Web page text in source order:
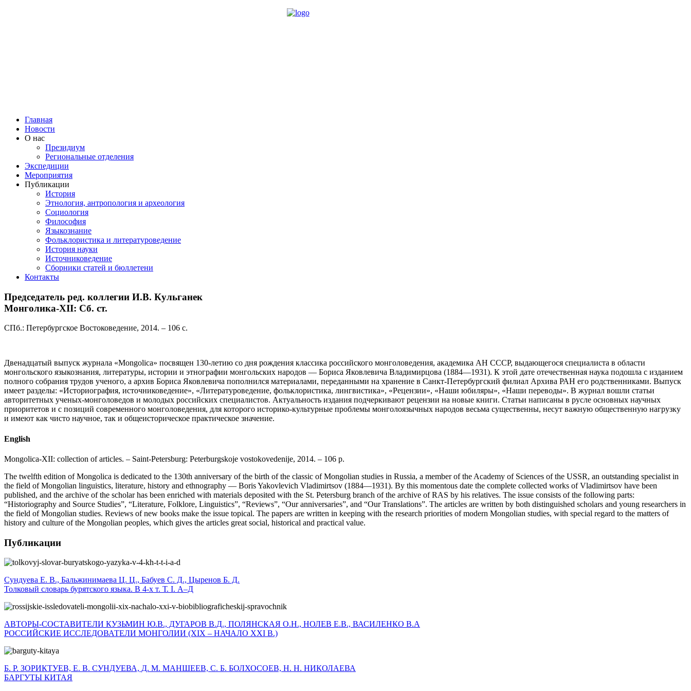
Главная
Новости
О нас
Президиум
Региональные отделения
Экспедиции
Мероприятия
Публикации
История
Этнология, антропология и археология
Социология
Философия
Языкознание
Фольклористика и литературоведение
История науки
Источниковедение
Cборники статей и бюллетени
Контакты
Председатель ред. коллегии И.В. Кульганек
Монголика-XII: Сб. ст.
СПб.: Петербургское Востоковедение, 2014. – 106 с.
Двенадцатый выпуск журнала «Mongolica» посвящен 130-летию со дня рождения классика российского монголоведения, академика АН СССР, выдающегося специалиста в области
монгольского языкознания, литературы, истории и этнографии монгольских народов — Бориса Яковлевича Владимирцова (1884—1931). К этой дате отечественная наука подошла с изданием
полного собрания трудов ученого, а архив Бориса Яковлевича пополнился материалами, переданными на хранение в Санкт-Петербургский филиал Архива РАН его родственниками. Выпуск
имеет разделы: «Историография, источниковедение», «Литературоведение, фольклористика, лингвистика», «Рецензии», «Наши юбиляры», «Наши переводы». В журнал вошли статьи
авторитетных ученых-монголоведов и молодых российских специалистов. Актуальность издания подчеркивают рецензии на новые книги. Статьи написаны в русле основных научных
приоритетов и с позиций современного монголоведения, для которого историко-культурные проблемы монголоязычных народов весьма существенны, несут важную общественную нагрузку
и имеют как чисто научное, так и общеисторическое практическое значение.
English
Mongolica-XII: collection of articles. – Saint-Petersburg: Peterburgskoje vostokovedenije, 2014. – 106 p.
The twelfth edition of Mongolica is dedicated to the 130th anniversary of the birth of the classic of Mongolian studies in Russia, a member of the Academy of Sciences of the USSR, an outstanding specialist in
the field of Mongolian linguistics, literature, history and ethnography — Boris Yakovlevich Vladimirtsov (1884—1931). By this momentous date the complete collected works of Vladimirtsov have been
published, and the archive of the scholar has been enriched with materials deposited with the St. Petersburg branch of the archive of RAS by his relatives. The issue consists of the following parts:
“Historiography and Source Studies”, “Literature, Folklore, Linguistics”, “Reviews”, “Our anniversaries”, and “Our Translations”. The articles are written by both distinguished scholars and young researchers in
the field of Mongolian studies. Reviews of new books make the issue topical. The papers are written in keeping with the research priorities of modern Mongolian studies, with special regard to the matters of
history and culture of the Mongolian peoples, which gives the articles great social, historical and practical value.
Публикации
Сундуева Е. В., Бальжинимаева Ц. Ц., Бабуев С. Д., Цыренов Б. Д.
Толковый словарь бурятского языка. В 4-х т. Т. I. А–Д
АВТОРЫ-СОСТАВИТЕЛИ КУЗЬМИН Ю.В., ДУГАРОВ В.Д., ПОЛЯНСКАЯ О.Н., НОЛЕВ Е.В., ВАСИЛЕНКО В.А
РОССИЙСКИЕ ИССЛЕДОВАТЕЛИ МОНГОЛИИ (XIX – НАЧАЛО XXI В.)
Б. Р. ЗОРИКТУЕВ, Е. В. СУНДУЕВА, Д. М. МАНШЕЕВ, С. Б. БОЛХОСОЕВ, Н. Н. НИКОЛАЕВА
БАРГУТЫ КИТАЯ